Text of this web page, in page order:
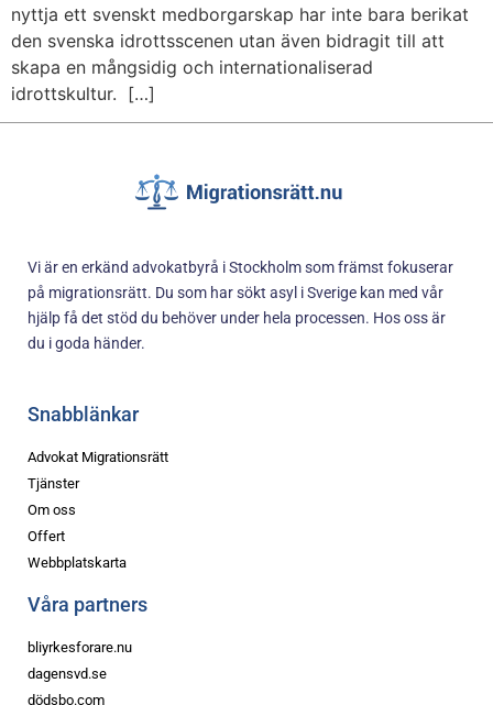
nyttja ett svenskt medborgarskap har inte bara berikat
den svenska idrottsscenen utan även bidragit till att
skapa en mångsidig och internationaliserad
idrottskultur. […]
Vi är en erkänd advokatbyrå i Stockholm som främst fokuserar
på migrationsrätt. Du som har sökt asyl i Sverige kan med vår
hjälp få det stöd du behöver under hela processen. Hos oss är
du i goda händer.
Snabblänkar
Advokat Migrationsrätt
Tjänster
Om oss
Offert
Webbplatskarta
Våra partners
bliyrkesforare.nu
dagensvd.se
dödsbo.com